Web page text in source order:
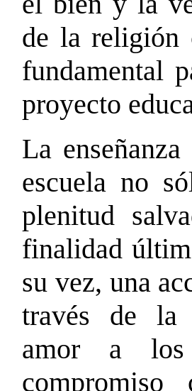
de la religión
fundamental
proyecto
La
escuela no
plenitud
finalidad
su vez, una
través de la
amor a
compromiso